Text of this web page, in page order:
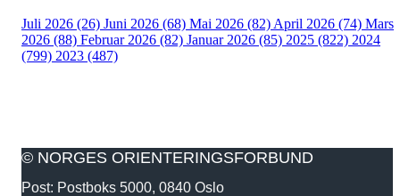
Juli 2026 (26) Juni 2026 (68) Mai 2026 (82) April 2026 (74) Mars
2026 (88) Februar 2026 (82) Januar 2026 (85) 2025 (822) 2024
(799) 2023 (487)
© NORGES ORIENTERINGSFORBUND
Post: Postboks 5000, 0840 Oslo